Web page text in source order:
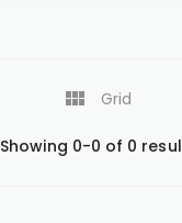
Grid
Showing 0-0 of 0